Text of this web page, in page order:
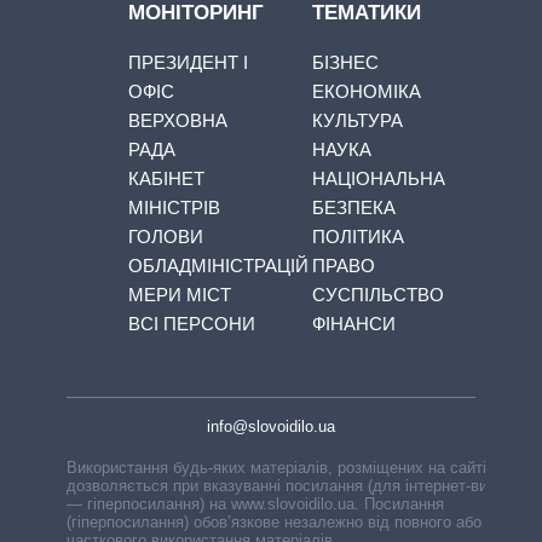
МОНІТОРИНГ
ПРЕЗИДЕНТ І
ОФІС
ВЕРХОВНА
РАДА
КАБІНЕТ
МІНІСТРІВ
ГОЛОВИ
ОБЛАДМІНІСТРАЦІЙ
МЕРИ МІСТ
ВСІ ПЕРСОНИ
ТЕМАТИКИ
БІЗНЕС
ЕКОНОМІКА
КУЛЬТУРА
НАУКА
НАЦІОНАЛЬНА
БЕЗПЕКА
ПОЛІТИКА
ПРАВО
СУСПІЛЬСТВО
ФІНАНСИ
info@slovoidilo.ua
Використання будь-яких матеріалів, розміщених на сайті,
дозволяється при вказуванні посилання (для інтернет-видань
— гіперпосилання) на www.slovoidilo.ua. Посилання
(гіперпосилання) обов’язкове незалежно від повного або